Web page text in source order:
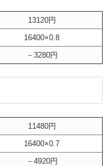
13120円
16400×0.8
－3280円
11480円
16400×0.7
－4920円